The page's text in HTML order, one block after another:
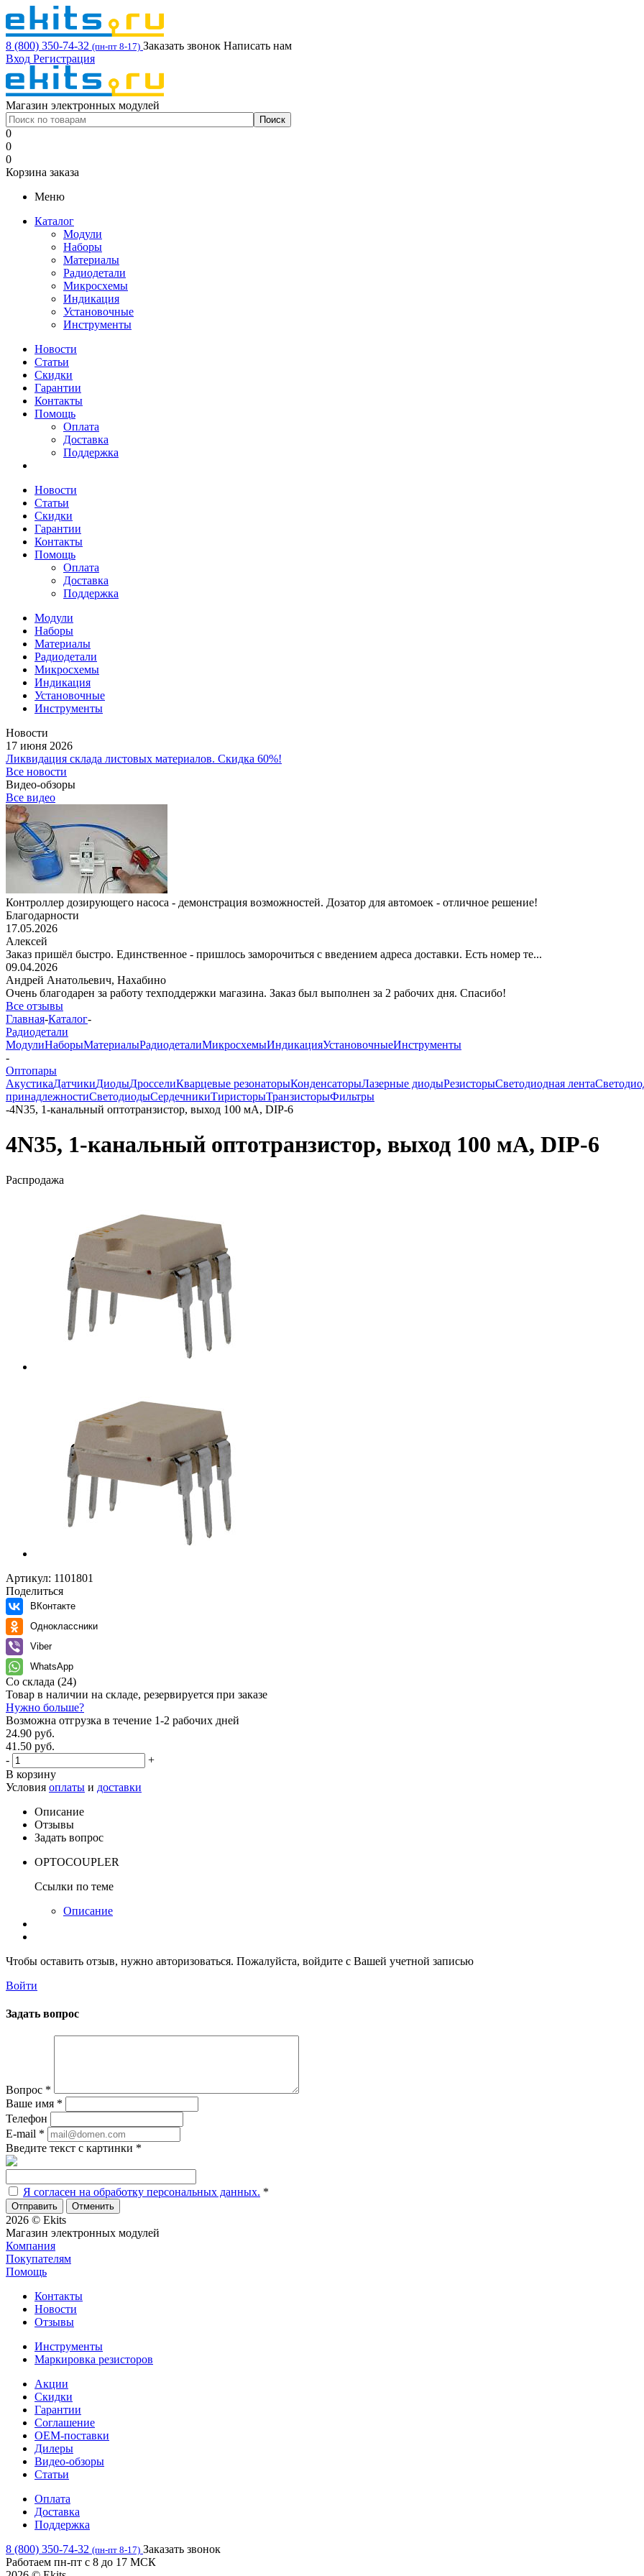
8 (800) 350-74-32 (пн-пт 8-17) Заказать звонок Написать нам
Вход Регистрация
Магазин электронных модулей
0
0
0
Корзина заказа
Меню
Каталог
Модули
Наборы
Материалы
Радиодетали
Микросхемы
Индикация
Установочные
Инструменты
Новости
Статьи
Скидки
Гарантии
Контакты
Помощь
Оплата
Доставка
Поддержка
Новости
Статьи
Скидки
Гарантии
Контакты
Помощь
Оплата
Доставка
Поддержка
Модули
Наборы
Материалы
Радиодетали
Микросхемы
Индикация
Установочные
Инструменты
Новости
17 июня 2026
Ликвидация склада листовых материалов. Скидка 60%!
Все новости
Видео-обзоры
Все видео
Контроллер дозирующего насоса - демонстрация возможностей. Дозатор для автомоек - отличное решение!
Благодарности
17.05.2026
Алексей
Заказ пришёл быстро. Единственное - пришлось заморочиться с введением адреса доставки. Есть номер те...
09.04.2026
Андрей Анатольевич, Нахабино
Очень благодарен за работу техподдержки магазина. Заказ был выполнен за 2 рабочих дня. Спасибо!
Все отзывы
Главная-Каталог-
Радиодетали
МодулиНаборыМатериалыРадиодеталиМикросхемыИндикацияУстановочныеИнструменты
-
Оптопары
АкустикаДатчикиДиодыДросселиКварцевые резонаторыКонденсаторыЛазерные диодыРезисторыСветодиодная лента
принадлежностиСветодиодыСердечникиТиристорыТранзисторыФильтры
-4N35, 1-канальный оптотранзистор, выход 100 мА, DIP-6
4N35, 1-канальный оптотранзистор, выход 100 мА, DIP-6
Распродажа
Артикул: 1101801
Поделиться
ВКонтакте
Одноклассники
Viber
WhatsApp
Со склада (24)
Товар в наличии на складе, резервируется при заказе
Нужно больше?
Возможна отгрузка в течение 1-2 рабочих дней
24.90 руб.
41.50 руб.
-
+
В корзину
Условия оплаты и доставки
Описание
Отзывы
Задать вопрос
OPTOCOUPLER
Ссылки по теме
Описание
Чтобы оставить отзыв, нужно авторизоваться. Пожалуйста, войдите с Вашей учетной записью
Войти
Задать вопрос
Вопрос *
Ваше имя *
Телефон
E-mail *
Введите текст с картинки *
Я согласен на обработку персональных данных. *
Отменить
2026 © Ekits
Магазин электронных модулей
Компания
Покупателям
Помощь
Контакты
Новости
Отзывы
Инструменты
Маркировка резисторов
Акции
Скидки
Гарантии
Соглашение
OEM-поставки
Дилеры
Видео-обзоры
Статьи
Оплата
Доставка
Поддержка
8 (800) 350-74-32 (пн-пт 8-17) Заказать звонок
Работаем пн-пт с 8 до 17 МСК